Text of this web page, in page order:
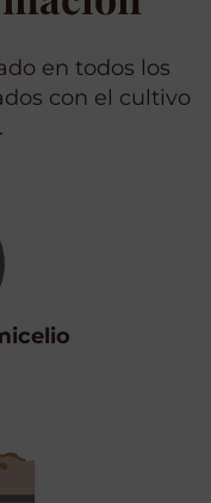
en todos los
con el cultivo